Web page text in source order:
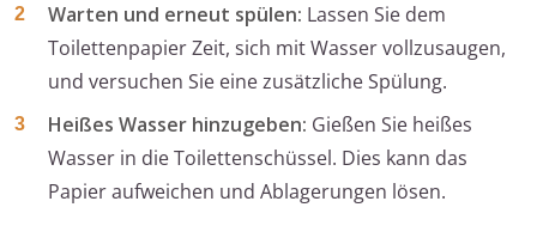
Warten und erneut spülen: Lassen Sie dem
Toilettenpapier Zeit, sich mit Wasser vollzusaugen,
und versuchen Sie eine zusätzliche Spülung.
Heißes Wasser hinzugeben: Gießen Sie heißes
Wasser in die Toilettenschüssel. Dies kann das
Papier aufweichen und Ablagerungen lösen.